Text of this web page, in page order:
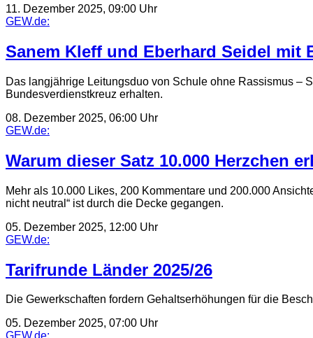
11. Dezember 2025, 09:00 Uhr
GEW.de:
Sanem Kleff und Eberhard Seidel mit
Das langjährige Leitungsduo von Schule ohne Rassismus –
Bundesverdienstkreuz erhalten.
08. Dezember 2025, 06:00 Uhr
GEW.de:
Warum dieser Satz 10.000 Herzchen
Mehr als 10.000 Likes, 200 Kommentare und 200.000
nicht neutral“ ist durch die Decke gegangen.
05. Dezember 2025, 12:00 Uhr
GEW.de:
Tarifrunde Länder 2025/26
Die Gewerkschaften fordern Gehaltserhöhungen für die
05. Dezember 2025, 07:00 Uhr